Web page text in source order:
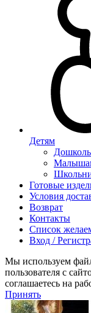
Детям
Готовые
Условия
Возврат
Контакты
Список
Вход /
Мы используем
пользователя с
соглашаетесь на
Принять